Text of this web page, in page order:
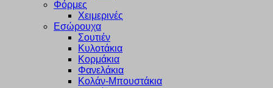
Φόρμες
Χειμερινές
Εσώρουχα
Σουτιέν
Κυλοτάκια
Κορμάκια
Φανελάκια
Κολάν-Μπουστάκια